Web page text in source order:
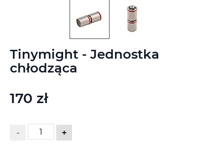
Tinymight - Jednostka
chłodząca
170 zł
- +
na
początek
galerii